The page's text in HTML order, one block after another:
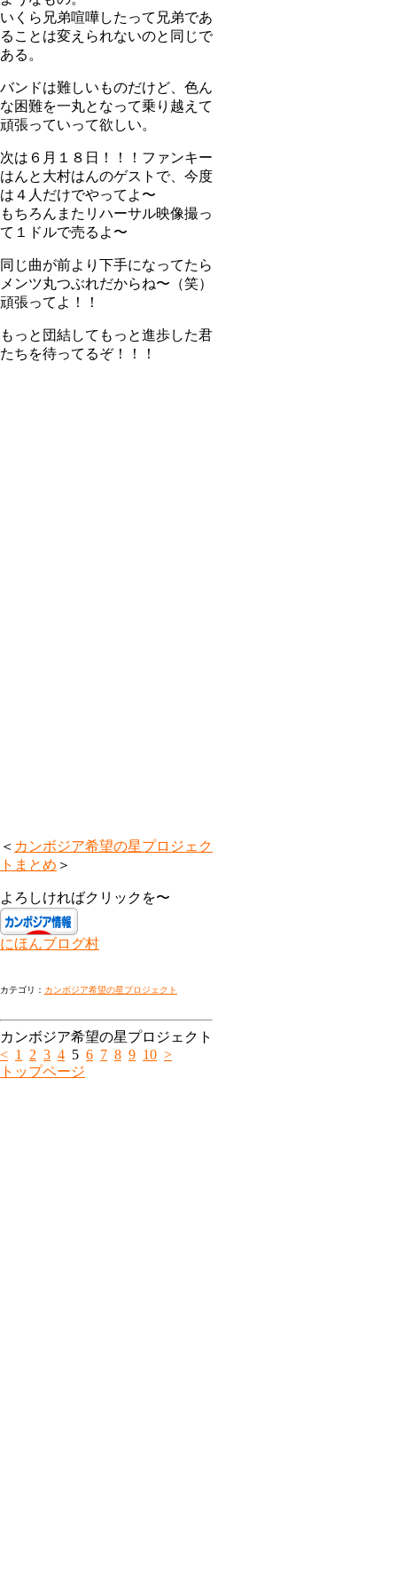
いくら兄弟喧嘩したって兄弟であ
ることは変えられないのと同じで
ある。
バンドは難しいものだけど、色ん
な困難を一丸となって乗り越えて
頑張っていって欲しい。
次は６月１８日！！！ファンキー
はんと大村はんのゲストで、今度
は４人だけでやってよ〜
もちろんまたリハーサル映像撮っ
て１ドルで売るよ〜
同じ曲が前より下手になってたら
メンツ丸つぶれだからね〜（笑）
頑張ってよ！！
もっと団結してもっと進歩した君
たちを待ってるぞ！！！
＜ カンボジア希望の星プロジェク
トまとめ ＞
よろしければクリックを〜
にほんブログ村
カテゴリ： カンボジア希望の星プロジェクト
カンボジア希望の星プロジェクト
< 1 2 3 4 5 6 7 8 9 10 >
トップページ